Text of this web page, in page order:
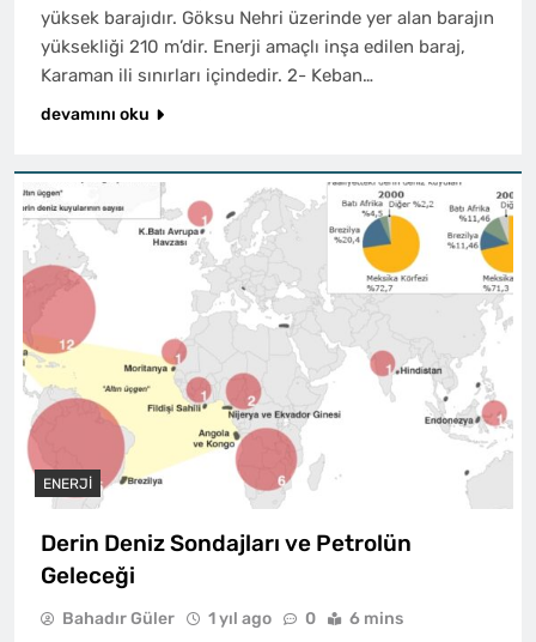
yüksek barajıdır. Göksu Nehri üzerinde yer alan barajın
yüksekliği 210 m’dir. Enerji amaçlı inşa edilen baraj,
Karaman ili sınırları içindedir. 2- Keban…
devamını oku
ENERJI
Derin Deniz Sondajları ve Petrolün
Geleceği
Bahadır Güler 1 yıl ago 0 6 mins